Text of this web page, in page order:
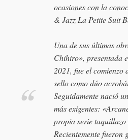
ocasiones con la
& Jazz La Petite Suit
Una de sus últimas
Chihiro», presentada
2021, fue el comienzo
sello como dúo
Seguidamente nació
más exigentes:
propia serie taquillazo
Recientemente fueron